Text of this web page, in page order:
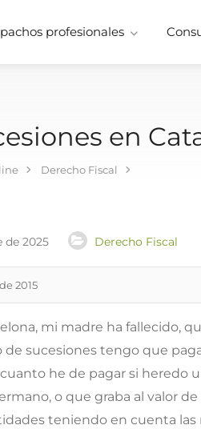
profesionales
en
Derecho Fiscal
de 2025 Derecho Fiscal
2015
mi madre ha fallecido,
sucesiones tengo que
cuanto he de pagar si heredo
o que graba al valor
teniendo en cuenta las